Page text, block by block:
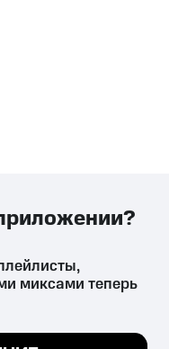
вред здоровью,
все
миксами теперь